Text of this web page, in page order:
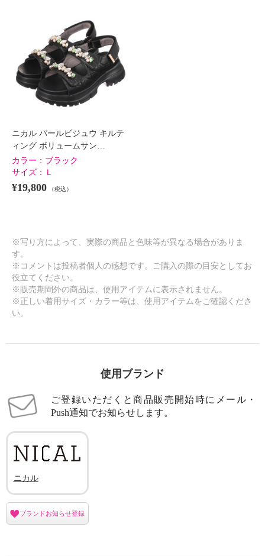
ニカル パールビジュウ キルテ
ィング ボリュームサン…
カラー： ブラック
サイズ：
Ｌ
¥19,800 （税込）
※写り方によって、実際の商品と色味等が異なる場合がありま
す。
※コメントは投稿者個人の感想です。ご購入の際の目安としてお
役立てください。
※販売期間外の商品は、使用アイテムに表示されません。
※正しい着用サイズ・カラー等は、使用アイテムをご確認くださ
い。
使用ブランド
ご登録いただくと商品販売開始時にメール・
Push通知でお知らせします。
ニカル
ブランドお知らせ登録